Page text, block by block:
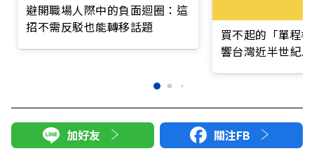
避開職場人際中的負面迴圈：這
招不需反駁也能轉移話題
買不起的「單程
響台灣近半世紀
加好友 關注FB